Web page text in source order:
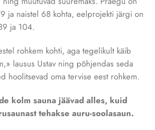
ja naistel 68 kohta, eelprojekti järgi on
ja 104.
rohkem kohti, aga tegelikult käib
lausus Ustav ning põhjendas seda
hoolitsevad oma tervise eest rohkem.
kolm sauna jäävad alles, kuid
tehakse auru-soolasaun.